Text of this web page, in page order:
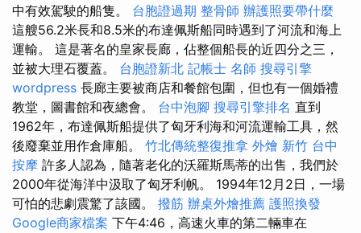
中有效駕駛的船隻。 台胞證過期 整骨師 辦護照要帶什麼
這艘56.2米長和8.5米的布達佩斯船同時遇到了河流和海上
運輸。 這是著名的皇家長廊，佔整個船長的近四分之三，
並被大理石覆蓋。 台胞證新北 記帳士 名師 搜尋引擎
wordpress 長廊主要被商店和餐館包圍，但也有一個婚禮
教堂，圖書館和夜總會。 台中泡腳 搜尋引擎排名 直到
1962年，布達佩斯船提供了匈牙利海和河流運輸工具，然
後廢棄並用作倉庫船。 竹北傳統整復推拿 外燴 新竹 台中
按摩 許多人認為，隨著老化的沃羅斯馬蒂的出售，我們於
2000年從海洋中汲取了匈牙利帆。 1994年12月2日，一場
可怕的悲劇震驚了該國。 撥筋 辦桌外燴推薦 護照換發
Google商家檔案 下午4:46，高速火車的第二輛車在